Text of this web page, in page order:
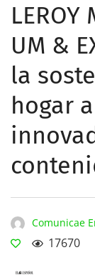
UM &
la
hogar
Comunicae
17670